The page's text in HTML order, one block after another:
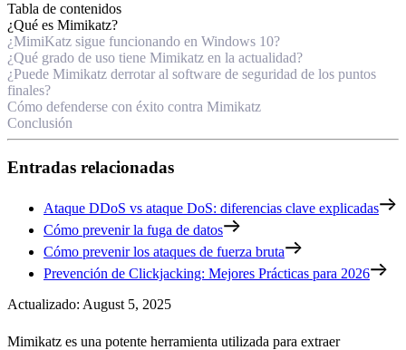
Tabla de contenidos
¿Qué es Mimikatz?
¿MimiKatz sigue funcionando en Windows 10?
¿Qué grado de uso tiene Mimikatz en la actualidad?
¿Puede Mimikatz derrotar al software de seguridad de los puntos
finales?
Cómo defenderse con éxito contra Mimikatz
Conclusión
Entradas relacionadas
Ataque DDoS vs ataque DoS: diferencias clave explicadas
Cómo prevenir la fuga de datos
Cómo prevenir los ataques de fuerza bruta
Prevención de Clickjacking: Mejores Prácticas para 2026
Actualizado: August 5, 2025
Mimikatz es una potente herramienta utilizada para extraer